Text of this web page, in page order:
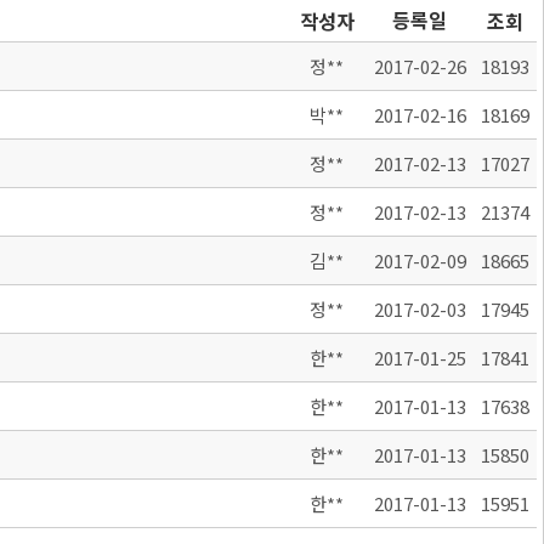
작성자 등록일 조회
정** 2017-02-26
18193
박**
2017-02-16
18169
정**
2017-02-13
17027
정**
2017-02-13
21374
김**
2017-02-09
18665
정**
2017-02-03
17945
한**
2017-01-25
17841
한**
2017-01-13
17638
한**
2017-01-13
15850
한**
2017-01-13 15951